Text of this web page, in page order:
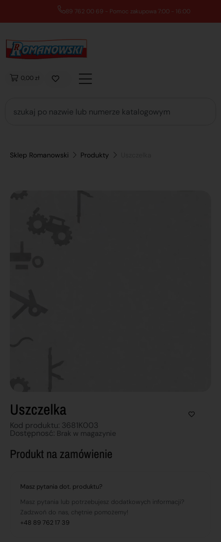
89 762 00 69 - Pomoc zakupowa 7:00 - 16:00
0,00 zł
Sklep Romanowski Produkty
Uszczelka
Kod produktu: 3681K003
Dostępnosć: Brak w magazynie
Produkt na zamówienie
Masz pytania dot. produktu?
Masz pytania lub potrzebujesz dodatkowych informacji?
Zadzwoń do nas, chętnie pomożemy!
+48 89 762 17 39